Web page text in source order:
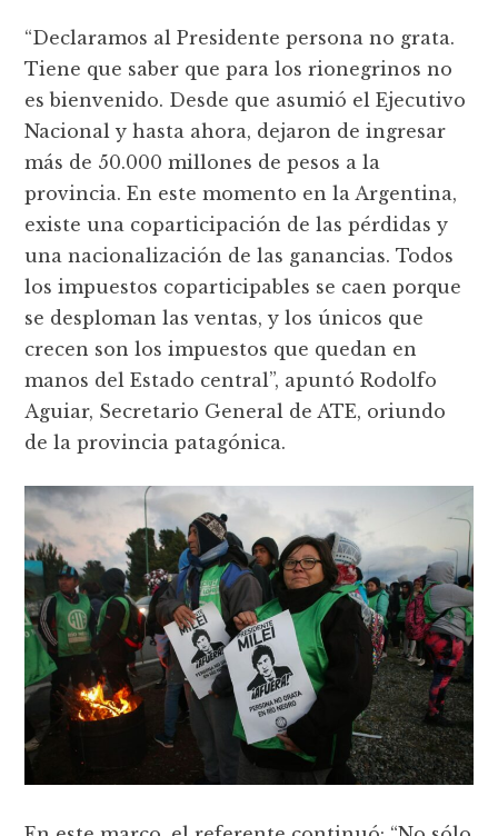
“Declaramos al Presidente persona no grata.
Tiene que saber que para los rionegrinos no
es bienvenido. Desde que asumió el Ejecutivo
Nacional y hasta ahora, dejaron de ingresar
más de 50.000 millones de pesos a la
provincia. En este momento en la Argentina,
existe una coparticipación de las pérdidas y
una nacionalización de las ganancias. Todos
los impuestos coparticipables se caen porque
se desploman las ventas, y los únicos que
crecen son los impuestos que quedan en
manos del Estado central”, apuntó Rodolfo
Aguiar, Secretario General de ATE, oriundo
de la provincia patagónica.